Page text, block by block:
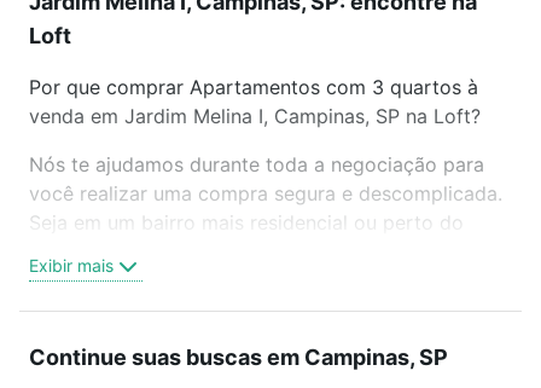
Loft
Por que comprar Apartamentos com 3 quartos à
venda em Jardim Melina I, Campinas, SP na Loft?
Nós te ajudamos durante toda a negociação para
você realizar uma compra segura e descomplicada.
Seja em um bairro mais residencial ou perto do
oferta ideal de Apartamentos com 3 quartos à
venda em Jardim Melina I, Campinas, SP para
ou por videochamada, é grátis, sem compromisso e
Exibir mais
Continue suas buscas em Campinas, SP